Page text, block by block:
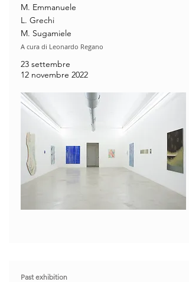
M. Emmanuele
L. Grechi
M. Sugamiele
A cura di Leonardo Regano
23 settembre
12 novembre 2022
Past exhibition